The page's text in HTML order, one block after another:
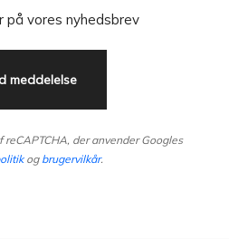
på vores nyhedsbrev
der anvender Googles
ogbrugervilkår.